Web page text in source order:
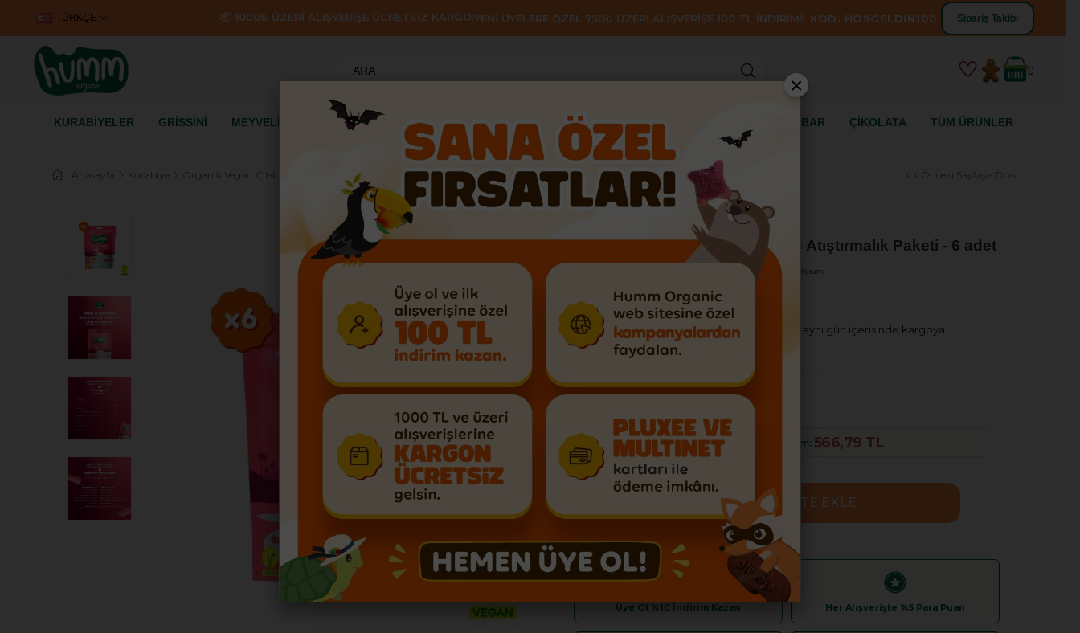
TÜRKÇE 📦 1000₺ ÜZERİ ALIŞVERİŞE ÜCRETSİZ KARGO |YENİ ÜYELERE ÖZEL 750₺ ÜZERİ ALIŞVERİŞE 100 TL İNDİRİM! KOD: HOSGELDIN100 Sipariş Takibi
0
KURABİYELER GRİSSİNİ MEYVELİ KÜPLER KAHVALTILIK GEVREK & PUF KEKLER VEGAN YULAF BAR ÇİKOLATA TÜM ÜRÜNLER
Anasayfa Kurabiye Organik Vegan Çilekli Kurabiye Atıştırmalık Paketi - 6 adet < < Önceki Sayfaya Dön
Organik Vegan Çilekli Kurabiye Atıştırmalık Paketi - 6 adet
Değerlendirme Yorum
Son 1 günde295 kişi baktı!
*Hafta içi saat 13:00'a kadar verilen siparişler aynı gün içerisinde kargoya
verilmektedir.
₺809,70
Sepette %30 İndirim: 566,79 TL
Üye Ol %10 İndirim Kazan Her Alışverişte %5 Para Puan
×